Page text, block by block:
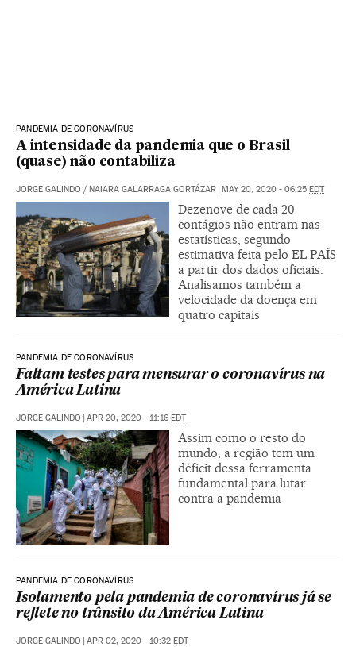
PANDEMIA DE CORONAVÍRUS
A intensidade da pandemia que o Brasil
(quase) não contabiliza
JORGE GALINDO / NAIARA GALARRAGA GORTÁZAR | MAY 20, 2020 - 06:25 EDT
Dezenove de cada 20
contágios não entram nas
estatísticas, segundo
estimativa feita pelo EL PAÍS
a partir dos dados oficiais.
Analisamos também a
velocidade da doença em
quatro capitais
PANDEMIA DE CORONAVÍRUS
Faltam testes para mensurar o coronavírus na
América Latina
JORGE GALINDO | APR 20, 2020 - 11:16 EDT
Assim como o resto do
mundo, a região tem um
déficit dessa ferramenta
fundamental para lutar
contra a pandemia
PANDEMIA DE CORONAVÍRUS
Isolamento pela pandemia de coronavírus já se
reflete no trânsito da América Latina
JORGE GALINDO | APR 02, 2020 - 10:32 EDT